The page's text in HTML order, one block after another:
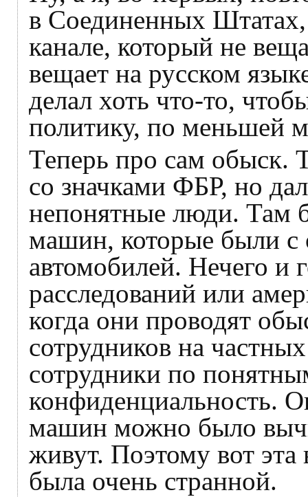
в Соединенных
канале, который не
вещает на русском
делал хоть что-то,
политику, по меньшей
Теперь про сам обыск.
со значками ФБР, но
непонятные люди. Там
машин, которые были
автомобилей. Нечего и
расследований или
когда они проводят
сотрудников на
сотрудники по
конфиденциальность.
машин можно было
живут. Поэтому вот эта
была очень странной.